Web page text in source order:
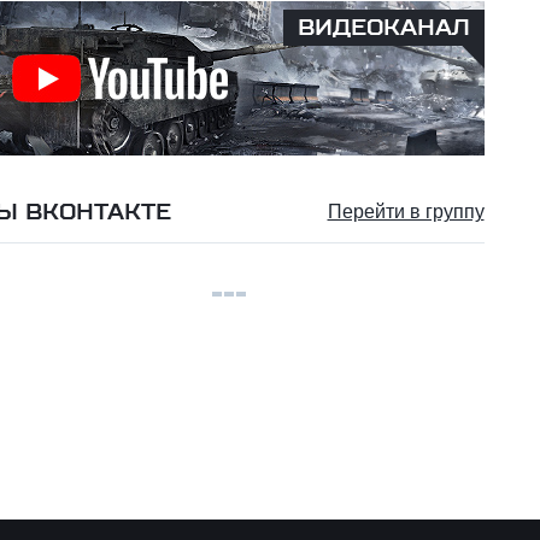
ВИДЕОКАНАЛ
ВКОНТАКТЕ Перейти в группу